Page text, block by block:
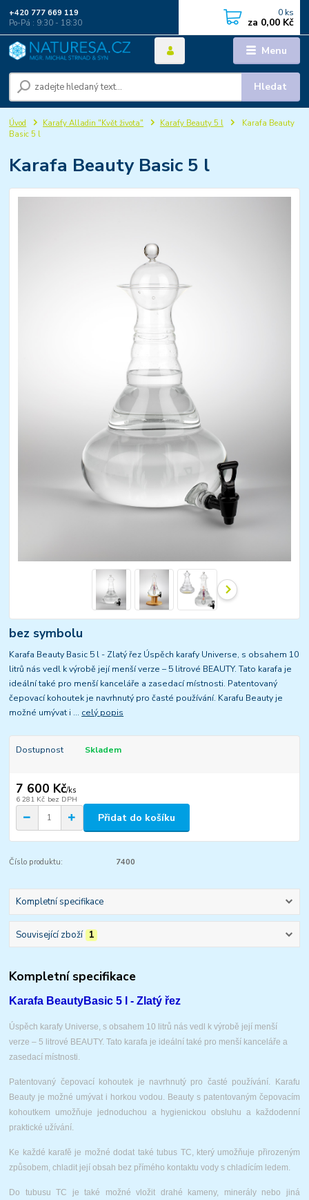
Menu
Hledat
+420 777 669 119
Po-Pá : 9:30 - 18:30
0 ks
za 0,00 Kč
Úvod Karafy Alladin "Květ života" Karafy Beauty 5 l
Karafa Beauty
Basic 5 l
Karafa Beauty Basic 5 l
bez symbolu
Karafa Beauty Basic 5 l - Zlatý řez Úspěch karafy Universe, s obsahem 10
litrů nás vedl k výrobě její menší verze – 5 litrové BEAUTY. Tato karafa je
ideální také pro menší kanceláře a zasedací místnosti. Patentovaný
čepovací kohoutek je navrhnutý pro časté používání. Karafu Beauty je
možné umývat i ... celý popis
Dostupnost Skladem
7 600 Kč/ks
6 281 Kč bez DPH
Přidat do košíku
Číslo produktu: 7400
Kompletní specifikace
Související zboží 1
Kompletní specifikace
Karafa BeautyBasic 5 l - Zlatý řez
Úspěch karafy Universe, s obsahem 10 litrů nás vedl k výrobě její menší
verze – 5 litrové BEAUTY. Tato karafa je ideální také pro menší kanceláře a
zasedací místnosti.
Patentovaný čepovací kohoutek je navrhnutý pro časté používání. Karafu
Beauty je možné umývat i horkou vodou. Beauty s patentovaným čepovacím
kohoutkem umožňuje jednoduchou a hygienickou obsluhu a každodenní
praktické užívání.
Ke každé karafě je možné dodat také tubus TC, který umožňuje přirozeným
způsobem, chladit její obsah bez přímého kontaktu vody s chladícím ledem.
Do tubusu TC je také možné vložit drahé kameny, minerály nebo jiná